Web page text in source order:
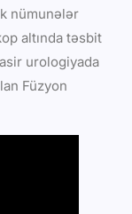
nümunələr
altında təsbit
urologiyada
Füzyon